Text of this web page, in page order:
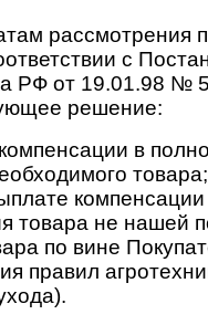
рассмотрения
с
РФ от 19.01.98 №
решение:
в
товара;
товара не нашей
по вине
правил